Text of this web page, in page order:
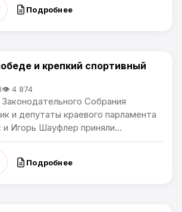
Подробнее
и крепкий спортивный
👁 4 874
Собрания
и депутаты краевого парламента
Игорь Шауфлер приняли...
Подробнее